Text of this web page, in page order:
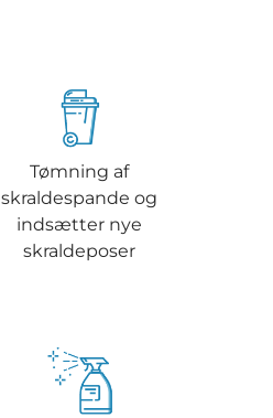
Tømning af
skraldespande og
indsætter nye
skraldeposer